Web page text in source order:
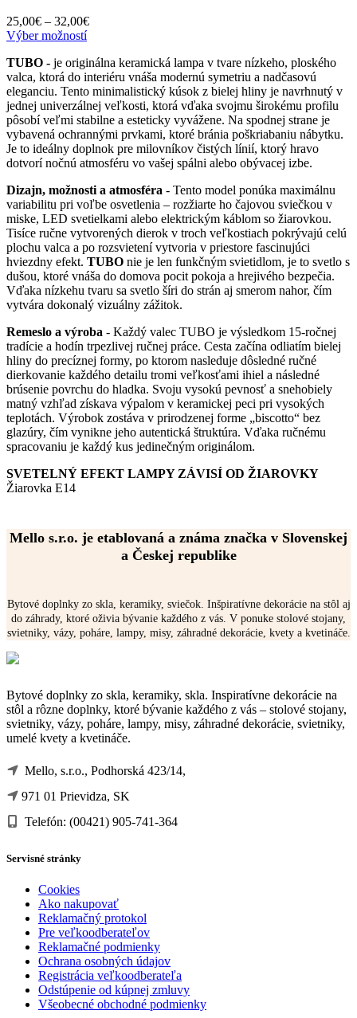
25,00€ – 32,00€Price
through
32,00€
Výber možnostíTento
má
viacero
variantov.
Možnosti
si
môžete
vybrať
na
produktu.
TUBO - je originálna keramická lampa v tvare nízkeho, ploského
valca, ktorá do interiéru vnáša modernú symetriu a nadčasovú
eleganciu. Tento minimalistický kúsok z bielej hliny je navrhnutý v
jednej univerzálnej veľkosti, ktorá vďaka svojmu širokému profilu
pôsobí veľmi stabilne a esteticky vyvážene. Na spodnej strane je
vybavená ochrannými prvkami, ktoré bránia poškriabaniu nábytku.
Je to ideálny doplnok pre milovníkov čistých línií, ktorý hravo
dotvorí nočnú atmosféru vo vašej spálni alebo obývacej izbe.
Dizajn, možnosti a atmosféra - Tento model ponúka maximálnu
variabilitu pri voľbe osvetlenia – rozžiarte ho čajovou sviečkou v
miske, LED svetielkami alebo elektrickým káblom so žiarovkou.
Tisíce ručne vytvorených dierok v troch veľkostiach pokrývajú celú
plochu valca a po rozsvietení vytvoria v priestore fascinujúci
hviezdny efekt. TUBO nie je len funkčným svietidlom, je to svetlo s
dušou, ktoré vnáša do domova pocit pokoja a hrejivého bezpečia.
Vďaka nízkehu tvaru sa svetlo šíri do strán aj smerom nahor, čím
vytvára dokonalý vizuálny zážitok.
Remeslo a výroba - Každý valec TUBO je výsledkom 15-ročnej
tradície a hodín trpezlivej ručnej práce. Cesta začína odliatím bielej
hliny do precíznej formy, po ktorom nasleduje dôsledné ručné
dierkovanie každého detailu tromi veľkosťami ihiel a následné
brúsenie povrchu do hladka. Svoju vysokú pevnosť a snehobiely
matný vzhľad získava výpalom v keramickej peci pri vysokých
teplotách. Výrobok zostáva v prirodzenej forme „biscotto“ bez
glazúry, čím vynikne jeho autentická štruktúra. Vďaka ručnému
spracovaniu je každý kus jedinečným originálom.
SVETELNÝ EFEKT LAMPY ZÁVISÍ OD ŽIAROVKY
Žiarovka E14
Mello s.r.o. je etablovaná a známa značka v Slovenskej
a Českej republike
Bytové doplnky zo skla, keramiky, sviečok. Inšpiratívne dekorácie na stôl aj
do záhrady, ktoré oživia bývanie každého z vás. V ponuke stolové stojany,
svietniky, vázy, poháre, lampy, misy, záhradné dekorácie, kvety a kvetináče.
Bytové doplnky zo skla, keramiky, skla. Inspiratívne dekorácie na
stôl a rôzne doplnky, ktoré bývanie každého z vás – stolové stojany,
svietniky, vázy, poháre, lampy, misy, záhradné dekorácie, svietniky,
umelé kvety a kvetináče.
Mello, s.r.o., Podhorská 423/14,
971 01 Prievidza, SK
Telefón: (00421) 905-741-364
Servisné stránky
Cookies
Ako nakupovať
Reklamačný protokol
Pre veľkoodberateľov
Reklamačné podmienky
Ochrana osobných údajov
Registrácia veľkoodberateľa
Odstúpenie od kúpnej zmluvy
Všeobecné obchodné podmienky